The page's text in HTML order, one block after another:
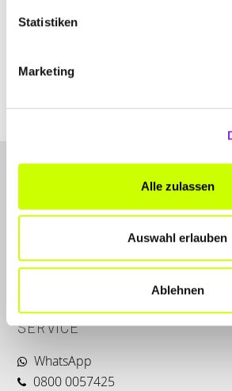
Statistiken
Marketing
Alle zulassen
Auswahl erlauben
Ablehnen
LET'S CONNECT
SERVICE
WhatsApp
0800 0057425